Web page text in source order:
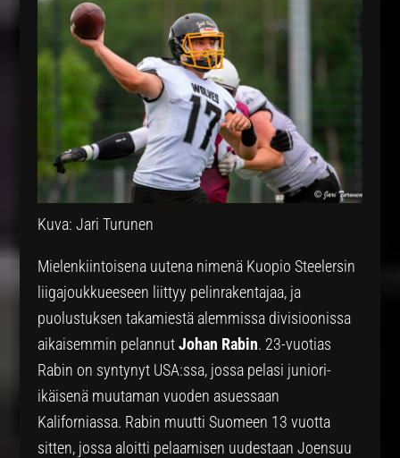
Kuva: Jari Turunen
Mielenkiintoisena uutena nimenä Kuopio Steelersin
liigajoukkueeseen liittyy pelinrakentajaa, ja
puolustuksen takamiestä alemmissa divisioonissa
aikaisemmin pelannutJohan Rabin. 23-vuotias
Rabin on syntynyt USA:ssa, jossa pelasi juniori-
ikäisenä muutaman vuoden asuessaan
Kaliforniassa. Rabin muutti Suomeen 13 vuotta
sitten, jossa aloitti pelaamisen uudestaan Joensuu